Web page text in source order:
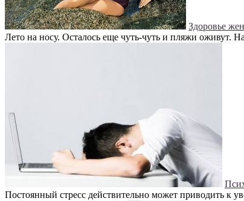
Здоровье
Лето на носу. Осталось еще чуть-чуть и пляжи оживут.
Постоянный стресс действительно может приводить к